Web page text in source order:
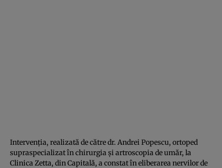
Intervenția, realizată de către dr. Andrei Popescu, ortoped
supraspecializat în chirurgia și artroscopia de umăr, la
Clinica Zetta, din Capitală, a constat în eliberarea nervilor de